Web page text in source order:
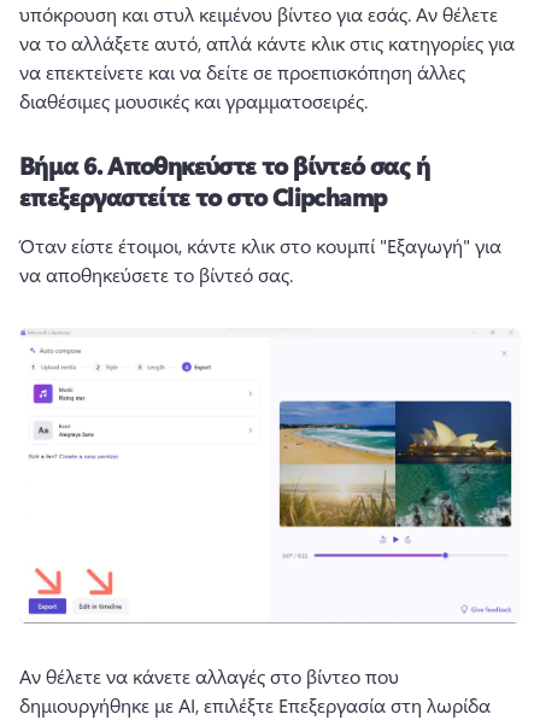
υπόκρουση και στυλ κειμένου βίντεο για εσάς. Αν θέλετε
να το αλλάξετε αυτό, απλά κάντε κλικ στις κατηγορίες για
να επεκτείνετε και να δείτε σε προεπισκόπηση άλλες
διαθέσιμες μουσικές και γραμματοσειρές.
Βήμα 6.Αποθηκεύστε το βίντεό σας ή
επεξεργαστείτε το στο Clipchamp
Όταν είστε έτοιμοι, κάντε κλικ στο κουμπί "Εξαγωγή" για
να αποθηκεύσετε το βίντεό σας.
Αν θέλετε να κάνετε αλλαγές στο βίντεο που
δημιουργήθηκε με AI, επιλέξτε Επεξεργασία στη λωρίδα